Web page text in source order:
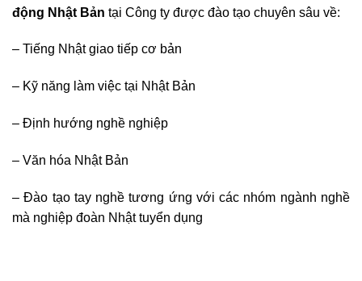
động Nhật Bản tại Công ty được đào tạo chuyên sâu về:
– Tiếng Nhật giao tiếp cơ bản
– Kỹ năng làm việc tại Nhật Bản
– Định hướng nghề nghiệp
– Văn hóa Nhật Bản
– Đào tạo tay nghề tương ứng với các nhóm ngành nghề
mà nghiệp đoàn Nhật tuyển dụng